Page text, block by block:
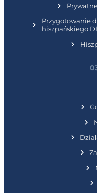
Przygotowanie
hiszpańskiego